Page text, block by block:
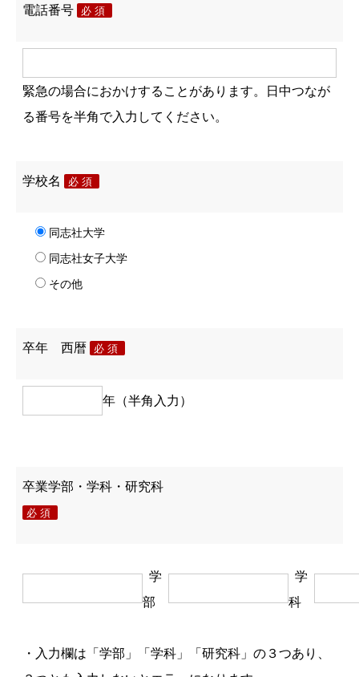
電話番号 必須
緊急の場合におかけすることがあります。日中つなが
る番号を半角で入力してください。
学校名 必須
同志社大学
同志社女子大学
その他
卒年 西暦 必須
年（半角入力）
卒業学部・学科・研究科
必須
学
部
学
科
・入力欄は「学部」「学科」「研究科」の３つあり、